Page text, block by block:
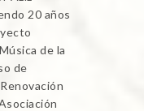
20 años
de la
de